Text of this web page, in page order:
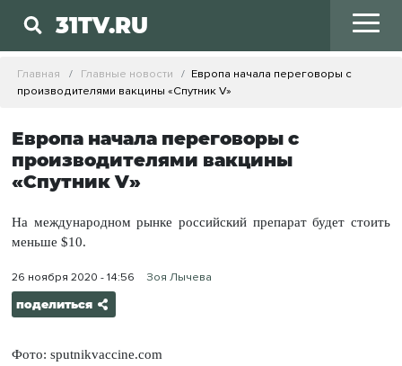
31TV.RU
Главная Главные новости
Европа начала переговоры с
производителями вакцины «Спутник V»
Европа начала переговоры с
производителями вакцины
«Спутник V»
На международном рынке российский препарат будет стоить
меньше $10.
26 ноября 2020 - 14:56 Зоя Лычева
поделиться
Фото: sputnikvaccine.com